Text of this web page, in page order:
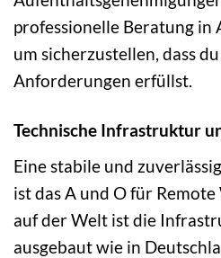
professionelle Beratung in
um sicherzustellen, dass
Anforderungen erfüllst.
Technische Infrastruktur
Eine stabile und
ist das A und O für
auf der Welt ist die
ausgebaut wie in